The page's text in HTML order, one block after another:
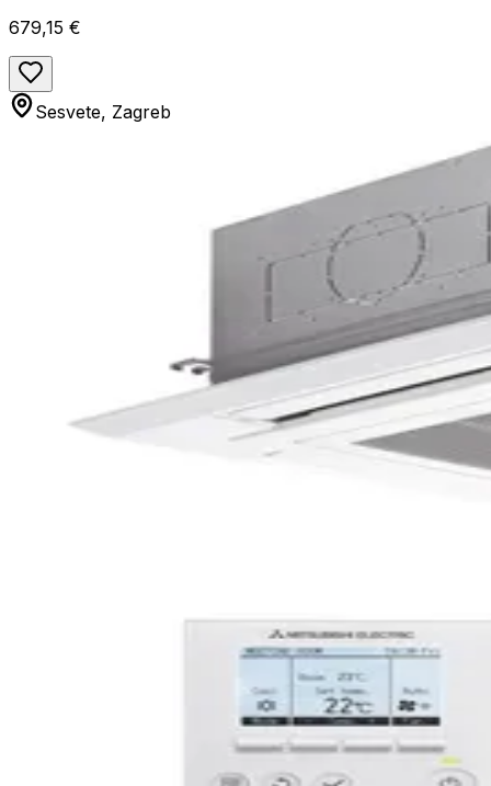
679,15 €
Sesvete, Zagreb